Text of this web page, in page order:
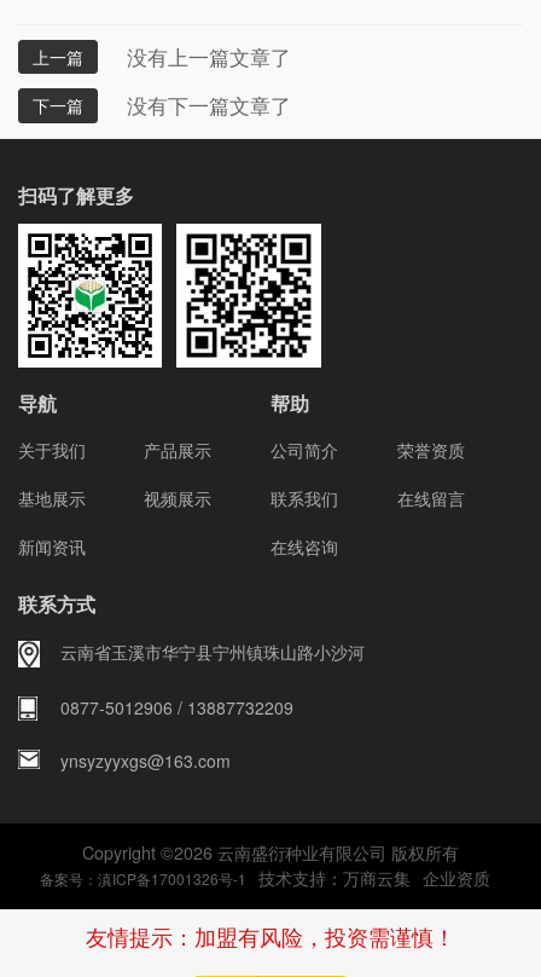
上一篇 没有上一篇文章了
下一篇 没有下一篇文章了
扫码了解更多
导航
关于我们
产品展示
基地展示
视频展示
新闻资讯
帮助
公司简介
荣誉资质
联系我们
在线留言
在线咨询
联系方式
云南省玉溪市华宁县宁州镇珠山路小沙河
0877-5012906 / 13887732209
ynsyzyyxgs@163.com
Copyright ©2026 云南盛衍种业有限公司 版权所有
备案号：滇ICP备17001326号-1 技术支持： 万商云集 企业资质
友情提示：加盟有风险，投资需谨慎！